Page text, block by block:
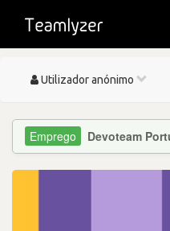
Toggle
Utilizador anónimo
Devoteam